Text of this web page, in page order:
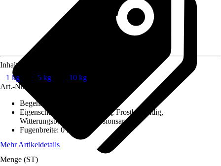
Inhalt
1 kg
5 kg
10 kg
Art.-Nr.
Begehbar nach ca.
Eigenschaft
Wasserbeständig, Frostbeständig,
Witterungsbeständig, Emissionsarm
Fugenbreite: 0 mm
Mehr Artikeldetails
Menge (ST)